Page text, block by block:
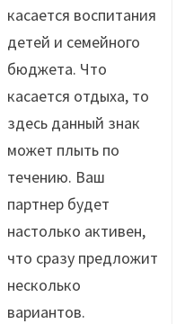
касается воспитания
детей и семейного
бюджета. Что
касается отдыха, то
здесь данный знак
может плыть по
течению. Ваш
партнер будет
настолько активен,
что сразу предложит
несколько
вариантов.